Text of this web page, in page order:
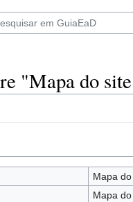
"Mapa do
Mapa
Mapa